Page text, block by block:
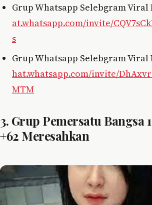
Grup Whatsapp Selebgram Viral
at.whatsapp.com/invite/
s
Grup Whatsapp Selebgram Viral
hat.whatsapp.com/invite/
MTM
3. Grup Pemersatu Bangsa
+62 Meresahkan